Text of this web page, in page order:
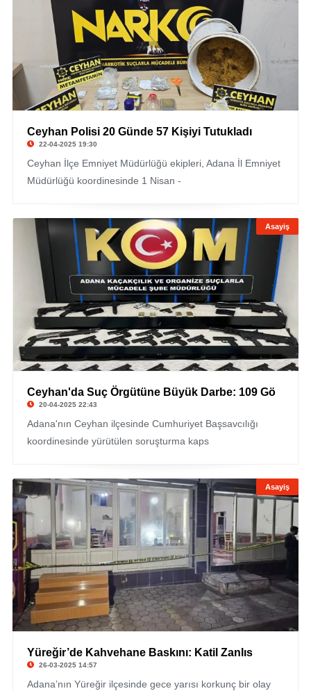
Ceyhan Polisi 20 Günde 57 Kişiyi Tutukladı
22-04-2025 19:30
Ceyhan İlçe Emniyet Müdürlüğü ekipleri, Adana İl Emniyet
Müdürlüğü koordinesinde 1 Nisan -
Asayiş
Ceyhan'da Suç Örgütüne Büyük Darbe: 109 Gö
20-04-2025 22:43
Adana'nın Ceyhan ilçesinde Cumhuriyet Başsavcılığı
koordinesinde yürütülen soruşturma kaps
Asayiş
Yüreğir’de Kahvehane Baskını: Katil Zanlıs
26-03-2025 14:57
Adana’nın Yüreğir ilçesinde gece yarısı korkunç bir olay